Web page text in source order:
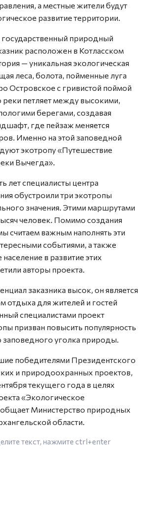
а местные жители будут
развитие территории.
природный
расположен в Котласском
— уникальная экологическая
леса, болота, пойменные луга
Островское с гривистой поймой
петляет между высокими,
берегами, создавая
где пейзаж меняется
Именно на этой заповедной
экотропу «Путешествие
Вычегда».
лет специалисты центра
обустроили три экотропы
значения. Этими маршрутами
человек. Помимо создания
считаем важным наполнять эти
событиями, а также
в развитие этих
авторы проекта.
заказника высок, он является
отдыха для жителей и гостей
специалистами проект
призван повысить популярность
заповедного уголка природы.
победителями Президентского
и природоохранных проектов,
текущего года в целях
«Экологическое
Министерство природных
области.
текст, нажмите ctrl+enter